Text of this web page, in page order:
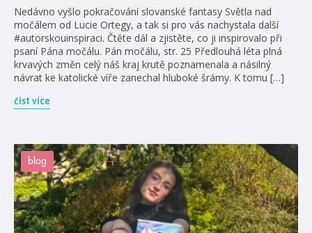
Nedávno vyšlo pokračování slovanské fantasy Světla nad
močálem od Lucie Ortegy, a tak si pro vás nachystala další
#autorskouinspiraci. Čtěte dál a zjistěte, co ji inspirovalo při
psaní Pána močálu. Pán močálu, str. 25 Předlouhá léta plná
krvavých změn celý náš kraj krutě poznamenala a násilný
návrat ke katolické víře zanechal hluboké šrámy. K tomu […]
číst více
blog